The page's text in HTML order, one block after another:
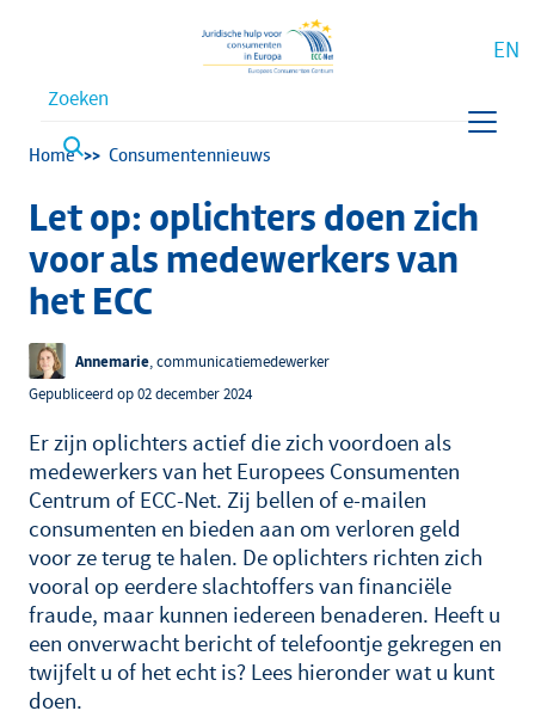
Waar bent u naar op zoek?
EN
Kruimelpad
Home Consumentennieuws
Let op: oplichters doen zich
voor als medewerkers van
het ECC
Annemarie, communicatiemedewerker
Gepubliceerd op 02 december 2024
Er zijn oplichters actief die zich voordoen als
medewerkers van het Europees Consumenten
Centrum of ECC-Net. Zij bellen of e-mailen
consumenten en bieden aan om verloren geld
voor ze terug te halen. De oplichters richten zich
vooral op eerdere slachtoffers van financiële
fraude, maar kunnen iedereen benaderen. Heeft u
een onverwacht bericht of telefoontje gekregen en
twijfelt u of het echt is? Lees hieronder wat u kunt
doen.